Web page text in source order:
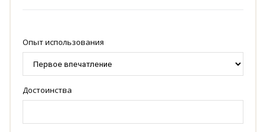
Опыт использования
Достоинства